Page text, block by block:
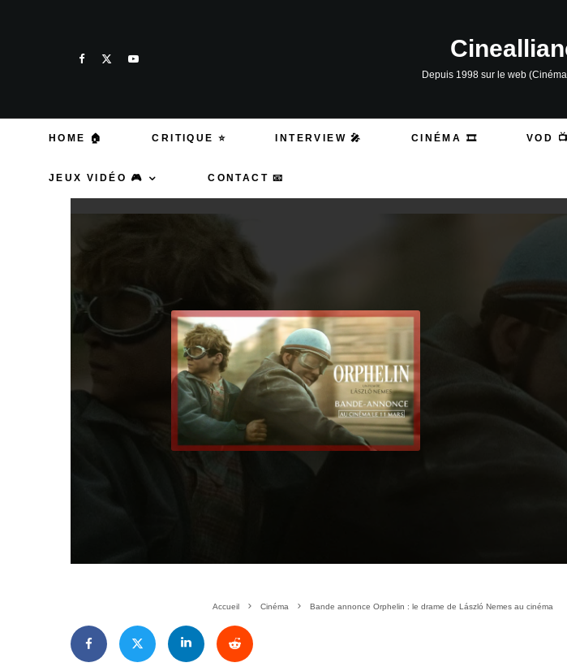
Depuis 1998 sur le web
HOME 🏠 CRITIQUE ⭐ INTERVIEW 🎤 CINÉMA 🎞️ VOD 📺
JEUX VIDÉO 🎮 CONTACT 📧
Accueil Cinéma Bande annonce Orphelin : le drame de László Nemes au cinéma